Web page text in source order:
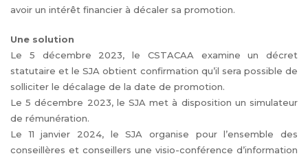
avoir un intérêt financier à décaler sa promotion.
Une solution
Le 5 décembre 2023, le CSTACAA examine un décret
statutaire et le SJA obtient confirmation qu’il sera possible de
solliciter le décalage de la date de promotion.
Le 5 décembre 2023, le SJA met à disposition un simulateur
de rémunération.
Le 11 janvier 2024, le SJA organise pour l’ensemble des
conseillères et conseillers une visio-conférence d’information